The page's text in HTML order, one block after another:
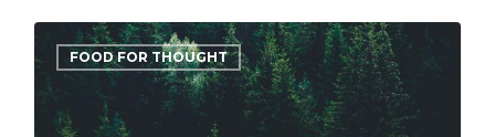
FOOD FOR THOUGHT
3075